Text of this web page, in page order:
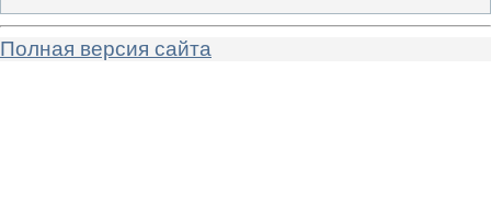
Полная версия сайта